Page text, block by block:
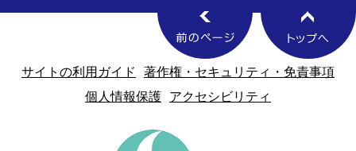
サイトの利用ガイド
著作権・セキュリティ・免責事項
個人情報保護
アクセシビリティ